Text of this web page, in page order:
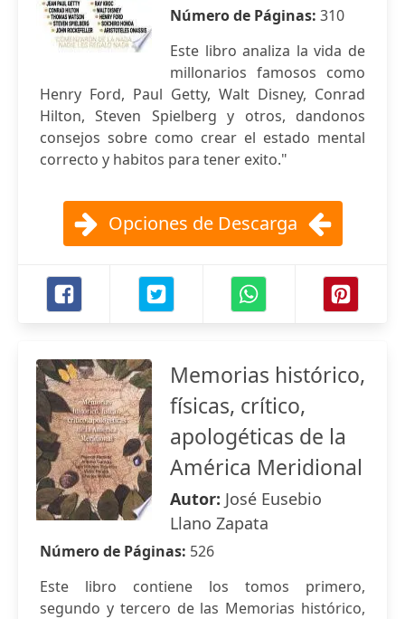
Número de Páginas: 310
Este libro analiza la vida de
millonarios famosos como
Henry Ford, Paul Getty, Walt Disney, Conrad
Hilton, Steven Spielberg y otros, dandonos
consejos sobre como crear el estado mental
correcto y habitos para tener exito."
Opciones de Descarga
Memorias histórico,
físicas, crítico,
apologéticas de la
América Meridional
Autor: José Eusebio
Llano Zapata
Número de Páginas: 526
Este libro contiene los tomos primero,
segundo y tercero de las Memorias histórico,